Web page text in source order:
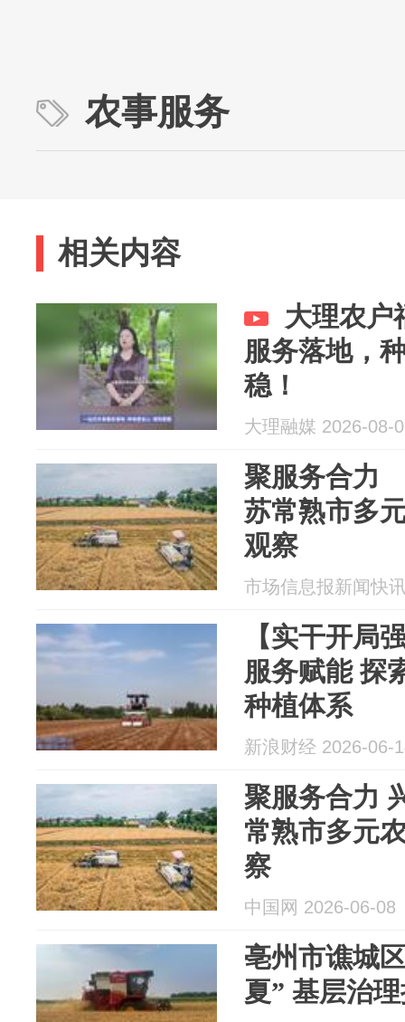
农事服务
相关内容
大理农户
服务落地，
稳！
大理融媒 2026-08-
聚服务合
苏常熟市多
观察
市场信息报新闻快
【实干开局
服务赋能 探
种植体系
新浪财经 2026-06-
聚服务合力
常熟市多元
察
中国网 2026-06-08
亳州市谯城
夏” 基层治